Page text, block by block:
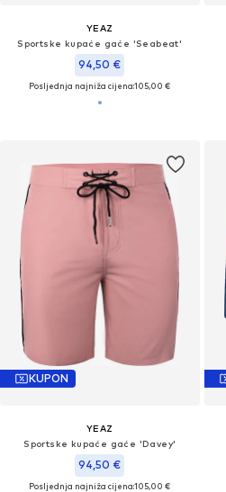
YEAZ
Sportske kupaće gaće 'Seabeat'
94,50 €
Posljednja najniža cijena:105,00 €
KUPON
YEAZ
Sportske kupaće gaće 'Davey'
94,50 €
Posljednja najniža cijena:105,00 €